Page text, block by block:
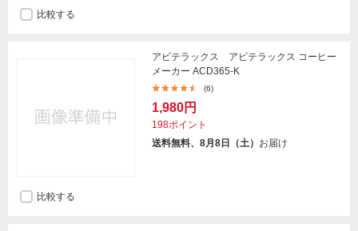
比較する
アビテラックス アビテラックス コーヒー
メーカー ACD365-K
(6)
1,980円
198ポイント
送料無料、8月8日（土） お届け
比較する